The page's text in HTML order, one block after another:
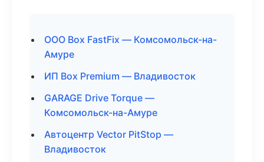
ООО Box FastFix — Комсомольск-на-
Амуре
ИП Box Premium — Владивосток
GARAGE Drive Torque —
Комсомольск-на-Амуре
Автоцентр Vector PitStop —
Владивосток